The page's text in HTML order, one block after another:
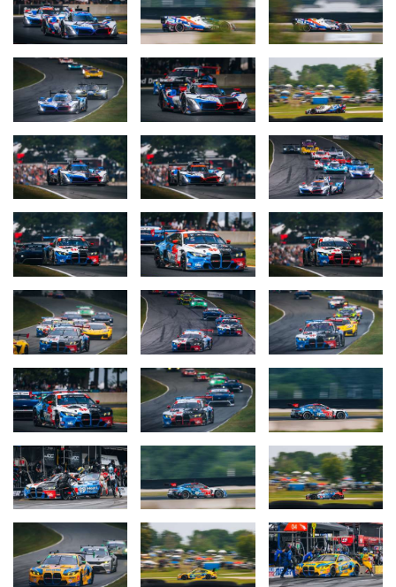
herzlicher Glückwunsch geht an Paul Miller Racing zum zweiten
Saisonerfolg mit dem BMW M4 GT3 EVO. Dieser Triumph
bestätigt nicht nur die Stärke unseres GT3-Fahrzeugs weltweit, er
macht auch einen ohnehin schon grandiosen Renntag noch
besser. Vielen Dank an alle!“
Philipp Eng (#24 BMW M Hybrid V8, BMW M Team RLL, 1.
Platz): „Ein super Tag für das ganze Team. Ein fehlerloser Job.
Zum Glück ist bei dem Zwischenfall in der Pitlane nicht mehr
passiert. Ich bin sehr froh, dass es unserem Mechaniker gut geht.
Ansonsten war es einfach eine strategische Meisterleistung vom
gesamten Team, und die Balance des Autos war extrem stark. Wir
waren in der ‚Clean Air‘ stark, wir waren im Verkehr stark und
haben uns in eine sehr gute Position gebracht. Am Ende ist es nur
zu kontrollieren. Das ist uns zum Glück gelungen. Es war eine
wahnsinnig starke Teamleistung. Jeder Einzelne im Team kann
extrem stolz auf sich sein.“
Dries Vanthoor (#24 BMW M Hybrid V8, BMW M Team RLL, 1.
Platz): „Das ist ein fantastisches Resultat für BMW M Motorsport
mit dem Zweifachsieg in der GTP- und dem Erfolg in der GTD-
PRO-Klasse. Unser Wochenende hat schon gut begonnen, und
uns ist es diesmal endlich gelungen, daraus einen Sieg zu
machen, nachdem wir zuvor einige Male in dieser Saison unseren
Speed nicht perfekt umsetzen konnten. Das Team war großartig,
der Strategie-Call perfekt. Am Ende hatten wir genug Speed, um
Platz eins ins Ziel bringen zu können. Philipp hat das super
gemacht. Wir pushen nun weiter und können die Saison
hoffentlich mit weiteren starken Ergebnissen beenden.“